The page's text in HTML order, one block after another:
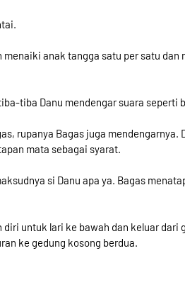
anak tangga satu per satu dan
tiba Danu mendengar suara seperti
rupanya Bagas juga mendengarnya.
mata sebagai syarat.
si Danu apa ya. Bagas
diri untuk lari ke bawah dan keluar
ke gedung kosong berdua.